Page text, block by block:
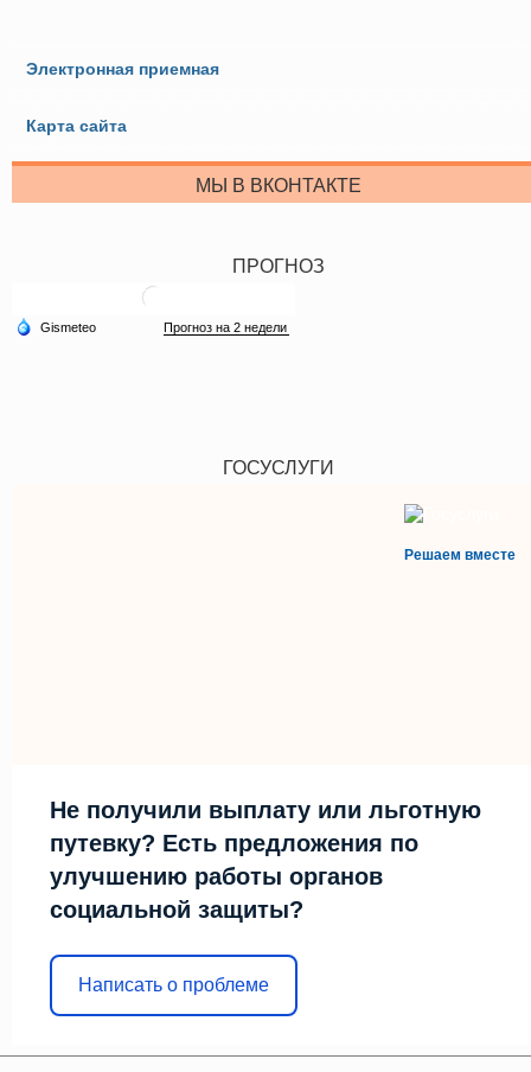
Электронная приемная
Карта сайта
МЫ В ВКОНТАКТЕ
ПРОГНОЗ
ГОСУСЛУГИ
Решаем вместе
Не получили выплату или льготную
путевку? Есть предложения по
улучшению работы органов
социальной защиты?
Написать о проблеме